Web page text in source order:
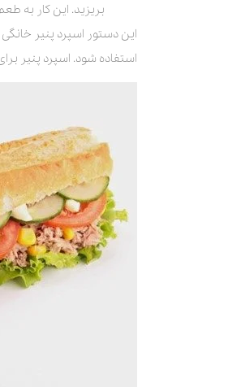
بریزید. این کار به
این دستور اسپرد پنیر
استفاده شود. اسپرد پنیر